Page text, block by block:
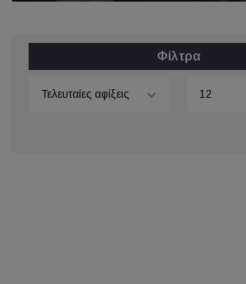
Φίλτρα
Τελευταίες αφίξεις 12